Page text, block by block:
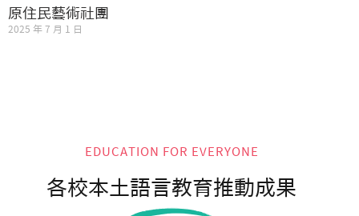
原住民藝術社團
2025 年 7 月 1 日
EDUCATION FOR EVERYONE
各校本土語言教育推動成果